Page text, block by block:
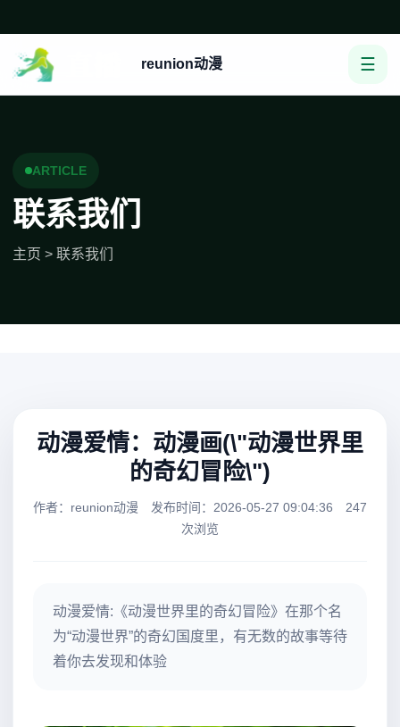
reunion动漫 ☰
ARTICLE
联系我们
主页 > 联系我们
动漫爱情：动漫画(\"动漫世界里
的奇幻冒险\")
作者：reunion动漫 发布时间：2026-05-27 09:04:36
247
次浏览
动漫爱情:《动漫世界里的奇幻冒险》在那个名
为“动漫世界”的奇幻国度里，有无数的故事等待
着你去发现和体验